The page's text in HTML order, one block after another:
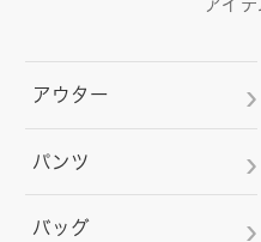
アイ
アウター
パンツ
バッグ